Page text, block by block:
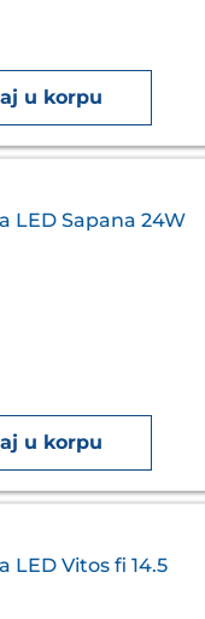
u korpu
LED Sapana 24W
u korpu
LED Vitos fi 14.5